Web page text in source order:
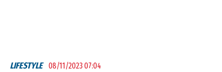
LIFESTYLE 08/11/2023 07:04